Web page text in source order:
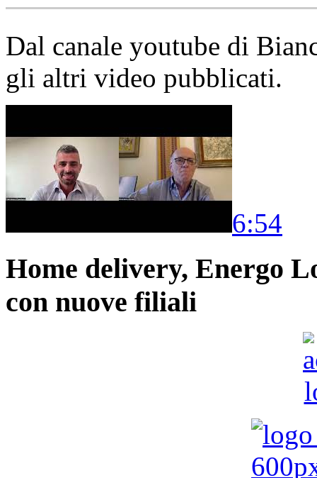
Dal canale youtube di
gli altri video pubblicati.
6:54
Home delivery, Energo
con nuove filiali